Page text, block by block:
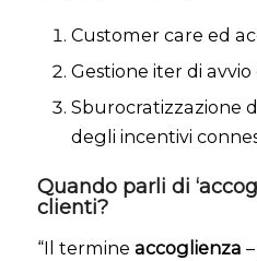
Customer care ed
Gestione iter di
Sburocratizzazione
degli incentivi
Quando parli di
clienti?
“Il termine accoglienza –